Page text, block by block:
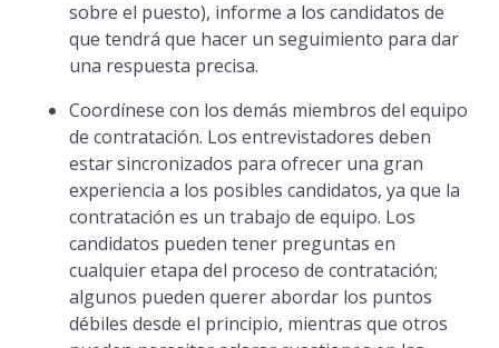
sobre el puesto), informe a los candidatos de
que tendrá que hacer un seguimiento para dar
una respuesta precisa.
Coordínese con los demás miembros del equipo
de contratación. Los entrevistadores deben
estar sincronizados para ofrecer una gran
experiencia a los posibles candidatos, ya que la
contratación es un trabajo de equipo. Los
candidatos pueden tener preguntas en
cualquier etapa del proceso de contratación;
algunos pueden querer abordar los puntos
débiles desde el principio, mientras que otros